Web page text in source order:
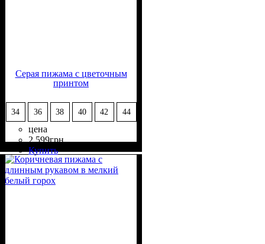
Серая пижама с цветочным
принтом
34 36 38 40 42 44
цена
2 599грн
Купить
Состав ткани
Вискоза, 50% Полиэстер
Крой: прямой, свободный
Длина: классическая
Длина рукава
Стиль: casual